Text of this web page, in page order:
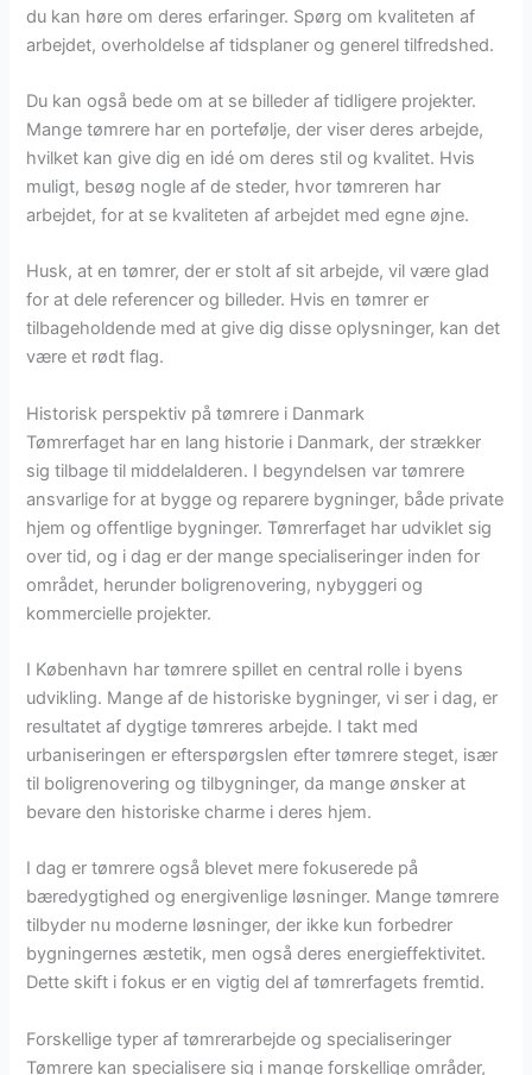
du kan høre om deres erfaringer. Spørg om kvaliteten af
arbejdet, overholdelse af tidsplaner og generel tilfredshed.
Du kan også bede om at se billeder af tidligere projekter.
Mange tømrere har en portefølje, der viser deres arbejde,
hvilket kan give dig en idé om deres stil og kvalitet. Hvis
muligt, besøg nogle af de steder, hvor tømreren har
arbejdet, for at se kvaliteten af arbejdet med egne øjne.
Husk, at en tømrer, der er stolt af sit arbejde, vil være glad
for at dele referencer og billeder. Hvis en tømrer er
tilbageholdende med at give dig disse oplysninger, kan det
være et rødt flag.
Historisk perspektiv på tømrere i Danmark
Tømrerfaget har en lang historie i Danmark, der strækker
sig tilbage til middelalderen. I begyndelsen var tømrere
ansvarlige for at bygge og reparere bygninger, både private
hjem og offentlige bygninger. Tømrerfaget har udviklet sig
over tid, og i dag er der mange specialiseringer inden for
området, herunder boligrenovering, nybyggeri og
kommercielle projekter.
I København har tømrere spillet en central rolle i byens
udvikling. Mange af de historiske bygninger, vi ser i dag, er
resultatet af dygtige tømreres arbejde. I takt med
urbaniseringen er efterspørgslen efter tømrere steget, især
til boligrenovering og tilbygninger, da mange ønsker at
bevare den historiske charme i deres hjem.
I dag er tømrere også blevet mere fokuserede på
bæredygtighed og energivenlige løsninger. Mange tømrere
tilbyder nu moderne løsninger, der ikke kun forbedrer
bygningernes æstetik, men også deres energieffektivitet.
Dette skift i fokus er en vigtig del af tømrerfagets fremtid.
Forskellige typer af tømrerarbejde og specialiseringer
Tømrere kan specialisere sig i mange forskellige områder,